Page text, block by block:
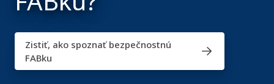
Zistiť, ako spoznať bezpečnostnú
FABku